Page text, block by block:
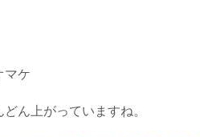
マケ
ん上がっていますね。